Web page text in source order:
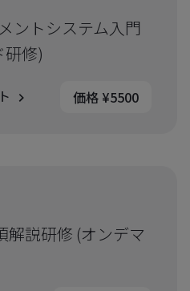
ントシステム入門
研修)
価格 ¥5500
解説研修 (オンデマ